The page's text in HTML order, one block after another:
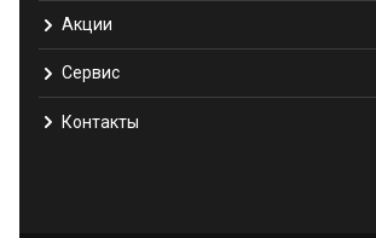
Акции
Сервис
Контакты